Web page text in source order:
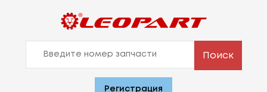
Поиск
Регистрация